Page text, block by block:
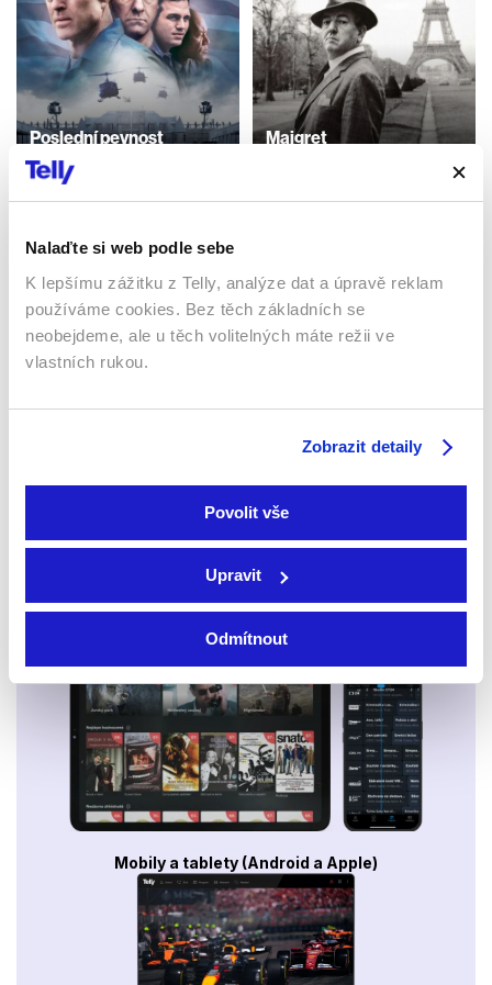
Nalaďte si web podle sebe
K lepšímu zážitku z Telly, analýze dat a úpravě reklam
používáme cookies. Bez těch základních se
neobejdeme, ale u těch volitelných máte režii ve
vlastních rukou.
Zobrazit detaily
Povolit vše
Upravit
Odmítnout
Poslední pevnost
2001 | USA | 123 min
Filmy / Thrillery / Krimi / Akční
Maigret
Sledujte kdekoliv až na 6 zařízeních
Sledovat internetovou televizi jde odkudkoliv
po celé EU, a to až na 6 zařízeních.
Smart TV - Android, Google, Samsung, LG, VIDAA
Mobily a tablety (Android a Apple)